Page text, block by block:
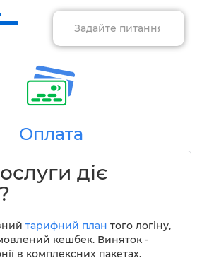
Оплата
діє
тарифний план того логіну,
кешбек. Виняток -
в комплексних пакетах.